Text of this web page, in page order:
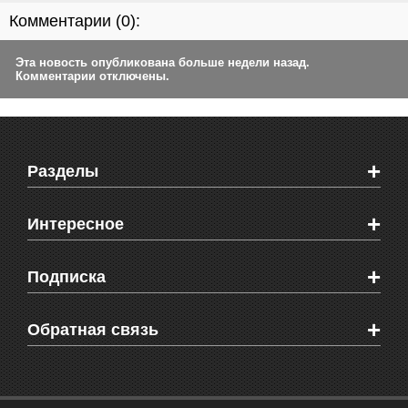
Комментарии (0):
Эта новость опубликована больше недели назад.
Комментарии отключены.
Разделы +
Новости Феодосии
Новости Крыма
Мировые новости
Объявления
Здоровье
СМС мнения читателей
Интересное +
Видео о Феодосии
Веб-камеры Феодосии
Блоги феодосийцев
Школы Феодосии
Подписка +
Печатная версия газеты "Кафа"
RSS
Обратная связь +
Рекламодателям
Контактная информация